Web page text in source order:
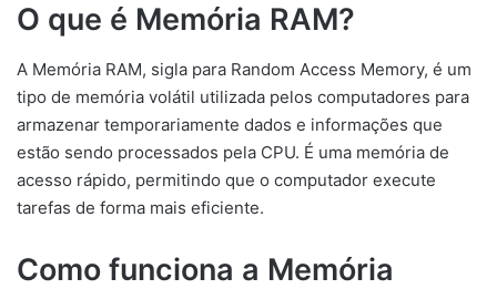
O que é Memória RAM?
A Memória RAM, sigla para Random Access Memory, é um
tipo de memória volátil utilizada pelos computadores para
armazenar temporariamente dados e informações que
estão sendo processados pela CPU. É uma memória de
acesso rápido, permitindo que o computador execute
tarefas de forma mais eficiente.
Como funciona a Memória